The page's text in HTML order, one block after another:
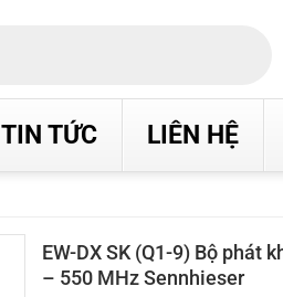
TIN TỨC LIÊN HỆ
EW-DX SK (Q1-9) Bộ phát
– 550 MHz Sennhieser